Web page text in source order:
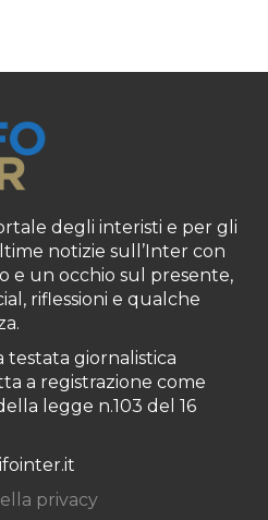
degli interisti e per gli
notizie sull’Inter con
e un occhio sul presente,
riflessioni e qualche
testata giornalistica
a registrazione come
legge n.103 del 16
privacy